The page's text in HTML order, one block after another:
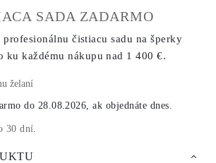
SADA ZADARMO
profesionálnu čistiacu sadu na šperky
ku každému nákupunad 1 400 €.
želaní
do 28.08.2026, ak objednáte dnes.
30 dní.